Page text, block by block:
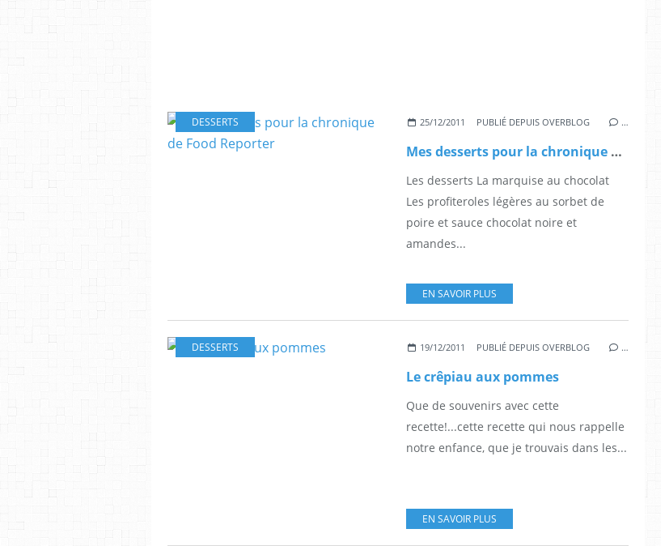
DESSERTS 25/12/2011 PUBLIÉ DEPUIS OVERBLOG …
Mes desserts pour la chronique de Food Reporter
Les desserts La marquise au chocolat
Les profiteroles légères au sorbet de
poire et sauce chocolat noire et
amandes...
EN SAVOIR PLUS
DESSERTS 19/12/2011 PUBLIÉ DEPUIS OVERBLOG …
Le crêpiau aux pommes
Que de souvenirs avec cette
recette!...cette recette qui nous rappelle
notre enfance, que je trouvais dans les...
EN SAVOIR PLUS